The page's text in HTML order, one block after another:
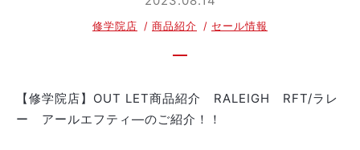
修学院店 商品紹介 セール情報
【修学院店】OUT LET商品紹介 RALEIGH RFT/ラレ
ー アールエフティ―のご紹介！！